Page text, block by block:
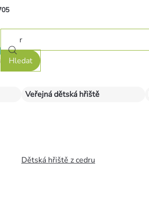
Hledat
Veřejná dětská hřiště
Dětská hřiště z cedru